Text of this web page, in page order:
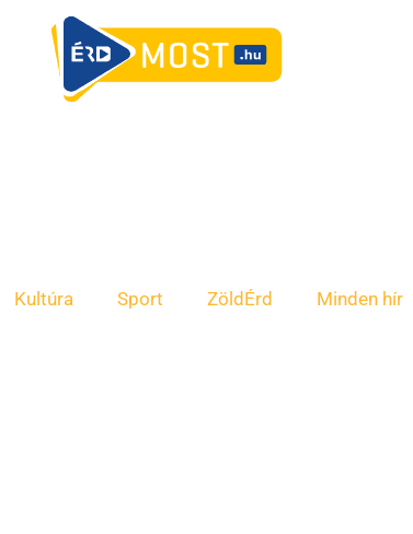
Kultúra Sport ZöldÉrd Minden hír